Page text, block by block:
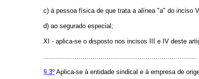
c) à pessoa física de que trata a alínea "a" do inciso
d) ao segurado especial;
XI - aplica-se o disposto nos incisos III e IV deste
..............................................................................
§ 3º Aplica-se à entidade sindical e à empresa de